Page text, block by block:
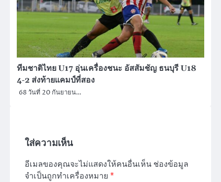
ทีมชาติไทย U17 อุ่นเครื่องชนะ อัสสัมชัญ ธนบุรี U18
4-2 ส่งท้ายแคมป์ที่สอง
68 วันที่ 20 กันยายน…
ใส่ความเห็น
อีเมลของคุณจะไม่แสดงให้คนอื่นเห็น ช่องข้อมูล
จำเป็นถูกทำเครื่องหมาย *